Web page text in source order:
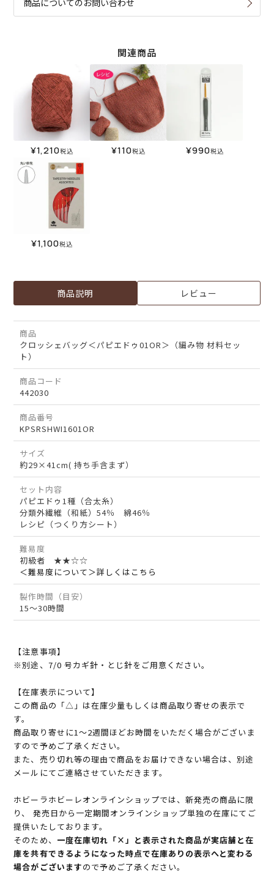
商品についてのお問い合わせ
関連商品
¥1,210税込 ¥110税込 ¥990税込
¥1,100税込
商品説明 レビュー
商品
クロッシェバッグ＜パピエドゥ01OR＞（編み物 材料セッ
ト）
商品コード
442030
商品番号
KPSRSHWI1601OR
サイズ
約29×41cm( 持ち手含まず）
セット内容
パピエドゥ1種（合太糸）
分類外繊維（和紙）54％ 綿46％
レシピ（つくり方シート）
難易度
初級者 ★★☆☆
＜難易度について＞詳しくはこちら
製作時間（目安）
15～30時間
【注意事項】
※別途、7/0 号カギ針・とじ針をご用意ください。
【在庫表示について】
この商品の「△」は在庫少量もしくは商品取り寄せの表示で
す。
商品取り寄せに1～2週間ほどお時間をいただく場合がございま
すので予めご了承ください。
また、売り切れ等の理由で商品をお届けできない場合は、別途
メールにてご連絡させていただきます。
ホビーラホビーレオンラインショップでは、新発売の商品に限
り、 発売日から一定期間オンラインショップ単独の在庫にてご
提供いたしております。
そのため、 一度在庫切れ「×」と表示された商品が実店舗と在
庫を共有できるようになった時点で在庫ありの表示へと変わる
場合がございますので予めご了承ください。